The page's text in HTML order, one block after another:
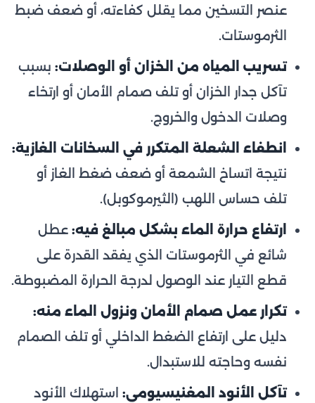
عنصر التسخين مما يقلل كفاءته، أو ضعف ضبط
الثرموستات.
تسريب المياه من الخزان أو الوصلات: بسبب
تآكل جدار الخزان أو تلف صمام الأمان أو ارتخاء
وصلات الدخول والخروج.
انطفاء الشعلة المتكرر في السخانات الغازية:
نتيجة اتساخ الشمعة أو ضعف ضغط الغاز أو
تلف حساس اللهب (الثيرموكوبل).
ارتفاع حرارة الماء بشكل مبالغ فيه: عطل
شائع في الثرموستات الذي يفقد القدرة على
قطع التيار عند الوصول لدرجة الحرارة المضبوطة.
تكرار عمل صمام الأمان ونزول الماء منه:
دليل على ارتفاع الضغط الداخلي أو تلف الصمام
نفسه وحاجته للاستبدال.
تآكل الأنود المغنيسيومي: استهلاك الأنود